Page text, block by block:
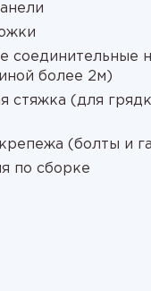
соединительные
более 2м)
стяжка (для
(болты и
по сборке